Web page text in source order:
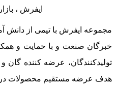
ایفرش ،
مجموعه ایفرش با تیمی از دانش
خبرگان صنعت و با حمایت و
تولیدکنندگان، عرضه کننده گان
هدف عرضه مستقیم محصولات در